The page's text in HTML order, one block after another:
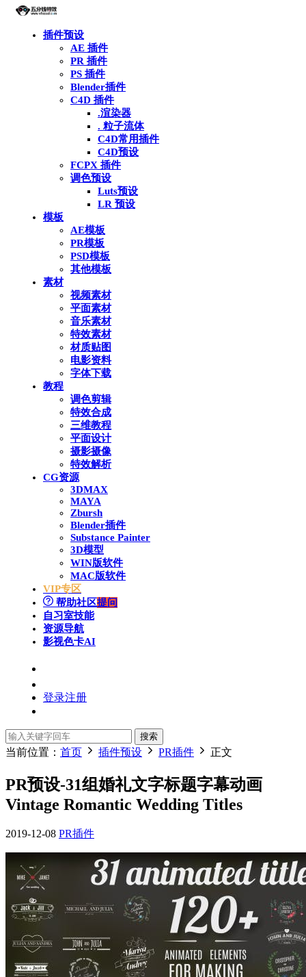
插件预设
AE 插件
PR 插件
PS 插件
Blender插件
C4D 插件
.渲染器
. 粒子流体
C4D常用插件
C4D预设
FCPX 插件
调色预设
Luts预设
LR 预设
模板
AE模板
PR模板
PSD模板
其他模板
素材
视频素材
平面素材
音乐素材
特效素材
材质贴图
电影资料
字体下载
教程
调色剪辑
特效合成
三维教程
平面设计
摄影摄像
特效解析
CG资源
3DMAX
MAYA
Zbursh
Blender插件
Substance Painter
3D模型
WIN版软件
MAC版软件
VIP专区
帮助社区提问
自习室技能
资源导航
影视色卡AI
登录注册
搜索
当前位置： 首页 插件预设 PR插件 正文
PR预设-31组婚礼文字标题字幕动画
Vintage Romantic Wedding Titles
2019-12-08 PR插件